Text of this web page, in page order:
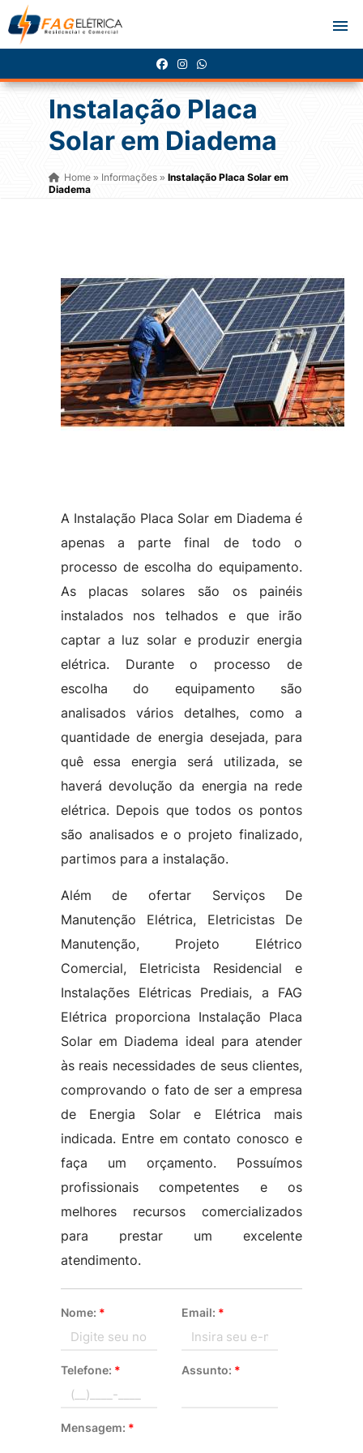
Instalação Placa
Solar em Diadema
Home» Informações » Instalação Placa Solar em
Diadema
A Instalação Placa Solar em Diadema é
apenas a parte final de todo o
processo de escolha do equipamento.
As placas solares são os painéis
instalados nos telhados e que irão
captar a luz solar e produzir energia
elétrica. Durante o processo de
escolha do equipamento são
analisados vários detalhes, como a
quantidade de energia desejada, para
quê essa energia será utilizada, se
haverá devolução da energia na rede
elétrica. Depois que todos os pontos
são analisados e o projeto finalizado,
partimos para a instalação.
Além de ofertar Serviços De
Manutenção Elétrica, Eletricistas De
Manutenção, Projeto Elétrico
Comercial, Eletricista Residencial e
Instalações Elétricas Prediais, a FAG
Elétrica proporciona Instalação Placa
Solar em Diadema ideal para atender
às reais necessidades de seus clientes,
comprovando o fato de ser a empresa
de Energia Solar e Elétrica mais
indicada. Entre em contato conosco e
faça um orçamento. Possuímos
profissionais competentes e os
melhores recursos comercializados
para prestar um excelente
atendimento.
Nome: * Email: *
Telefone: * Assunto: *
Mensagem: *